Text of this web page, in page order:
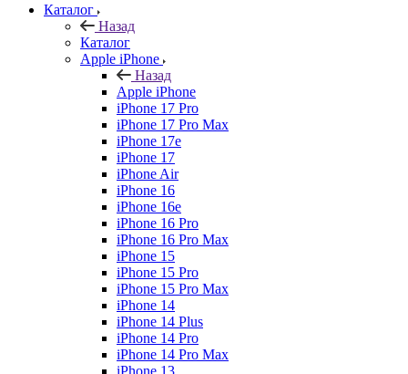
Каталог
Назад
Каталог
Apple iPhone
Назад
Apple iPhone
iPhone 17 Pro
iPhone 17 Pro Max
iPhone 17e
iPhone 17
iPhone Air
iPhone 16
iPhone 16e
iPhone 16 Pro
iPhone 16 Pro Max
iPhone 15
iPhone 15 Pro
iPhone 15 Pro Max
iPhone 14
iPhone 14 Plus
iPhone 14 Pro
iPhone 14 Pro Max
iPhone 13